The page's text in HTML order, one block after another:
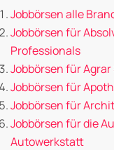
Jobbörsen alle
Jobbörsen für
Professionals
Jobbörsen für
Jobbörsen für
Jobbörsen für
Jobbörsen für die
Autowerkstatt